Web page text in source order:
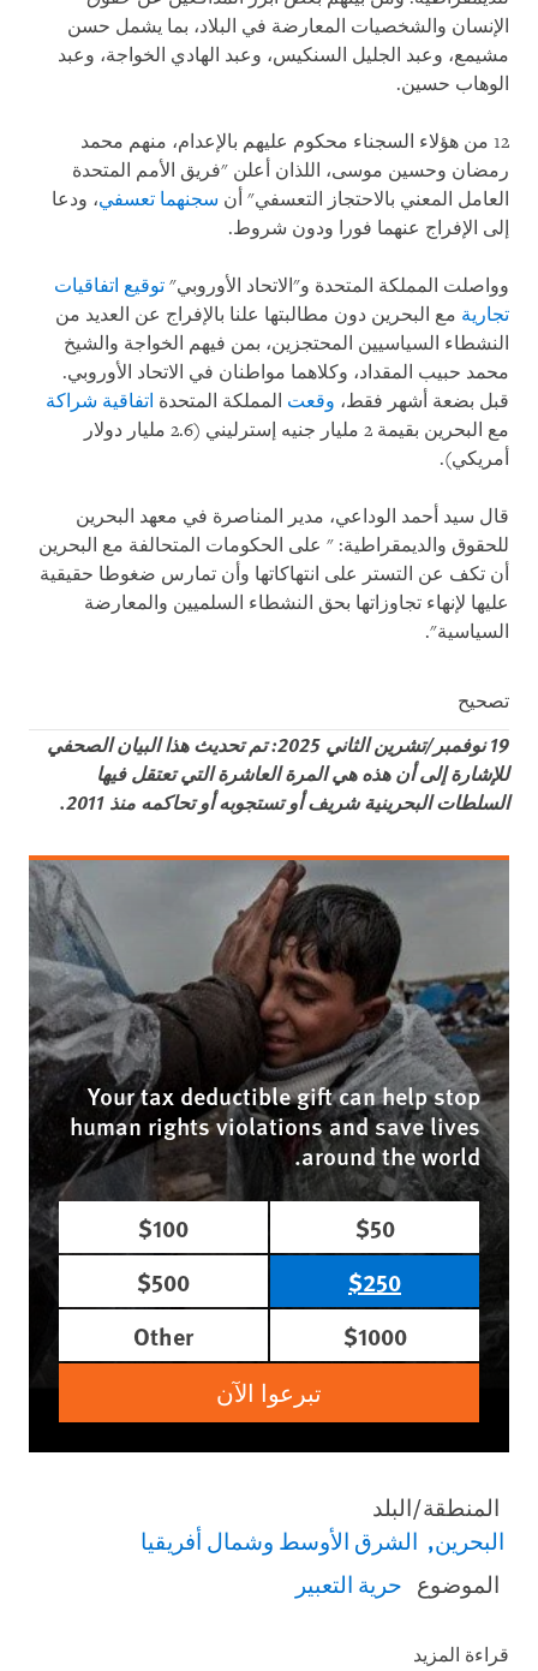
الإنسان والشخصيات المعارضة في البلاد، بما يشمل حسن
مشيمع، وعبد الجليل السنكيس، وعبد الهادي الخواجة، وعبد
الوهاب حسين.
12 من هؤلاء السجناء محكوم عليهم بالإعدام، منهم محمد
رمضان وحسين موسى، اللذان أعلن "فريق الأمم المتحدة
العامل المعني بالاحتجاز التعسفي" أن سجنهما تعسفي، ودعا
إلى الإفراج عنهما فورا ودون شروط.
وواصلت المملكة المتحدة و"الاتحاد الأوروبي" توقيع اتفاقيات
تجارية مع البحرين دون مطالبتها علنا بالإفراج عن العديد من
النشطاء السياسيين المحتجزين، بمن فيهم الخواجة والشيخ
محمد حبيب المقداد، وكلاهما مواطنان في الاتحاد الأوروبي.
قبل بضعة أشهر فقط، وقعت المملكة المتحدة اتفاقية شراكة
مع البحرين بقيمة 2 مليار جنيه إسترليني (2.6 مليار دولار
أمريكي).
قال سيد أحمد الوداعي، مدير المناصرة في معهد البحرين
للحقوق والديمقراطية: " على الحكومات المتحالفة مع البحرين
أن تكف عن التستر على انتهاكاتها وأن تمارس ضغوطا حقيقية
عليها لإنهاء تجاوزاتها بحق النشطاء السلميين والمعارضة
السياسية".
تصحيح
19 نوفمبر/تشرين الثاني 2025: تم تحديث هذا البيان الصحفي
للإشارة إلى أن هذه هي المرة العاشرة التي تعتقل فيها
السلطات البحرينية شريف أو تستجوبه أو تحاكمه منذ 2011.
Your tax deductible gift can help stop
human rights violations and save lives
around the world.
$50
$100
$250
$500
$1000
Other
تبرعوا الآن
المنطقة/البلد
البحرين الشرق الأوسط وشمال أفريقيا
الموضوع حرية التعبير
قراءة المزيد